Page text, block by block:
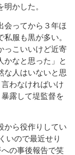
かした。
ってから３年ほ
服も黒が多い。
っこいいけど近寄
かなと思った」と
な人はいないと思
わなければいけ
露して堤監督を
から役作りしてい
いので最近せり
の事後報告で笑